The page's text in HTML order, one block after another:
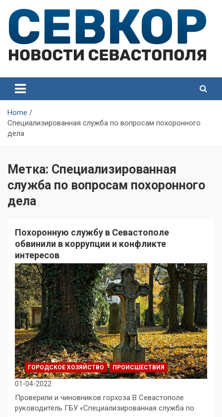
content
Севастополя
Севастополя
Home
Специализированная служба по вопросам похоронного
дела
Метка: Специализированная
служба по вопросам похоронного
дела
Похоронную службу в Севастополе
обвинили в коррупции и конфликте
интересов
ГОРОДСКОЕ ХОЗЯЙСТВО ПРОИСШЕСТВИЯ
01-04-2022
Проверили и чиновников горхоза В Севастополе
руководитель ГБУ «Специализированная служба по